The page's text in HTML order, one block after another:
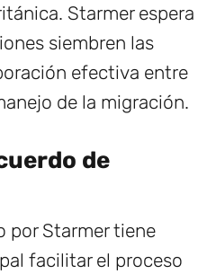
Starmer espera
siembren las
efectiva entre
de la migración.
de
por Starmer tiene
facilitar el proceso